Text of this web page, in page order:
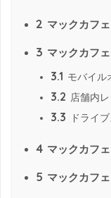
2 マックカフ
3 マックカフ
3.1 モバイル
3.2 店舗内
3.3 ドライ
4 マックカフ
5 マックカフ